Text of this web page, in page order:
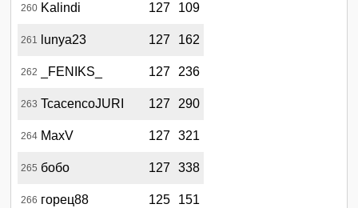
260 Kalindi 127 109
261 lunya23 127 162
262 _FENIKS_ 127 236
263 TcacencoJURI 127 290
264 MaxV 127 321
265 бобо 127 338
266 горец88 125 151